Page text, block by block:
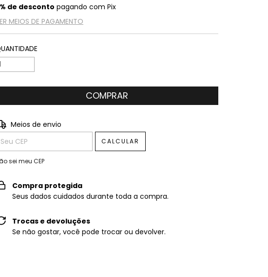
de desconto pagando com Pix
MEIOS DE PAGAMENTO
para o CEP:
Meios de envio
CALCULAR
sei meu CEP
Compra protegida
Seus dados cuidados durante toda a compra.
Trocas e devoluções
Se não gostar, você pode trocar ou devolver.